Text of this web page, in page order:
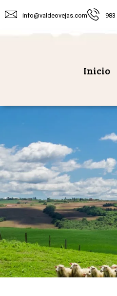
info@valdeovejas.com 983
Inicio